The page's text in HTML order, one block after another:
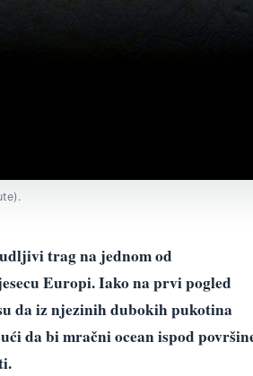
trag na jednom od
Europi. Iako na prvi pogled
da iz njezinih dubokih pukotina
da bi mračni ocean ispod